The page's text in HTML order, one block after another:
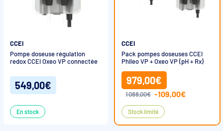
CCEI
Pompe doseuse régulation
redox CCEI Oxeo VP connectée
549,00€
En stock
CCEI
Pack pompes doseuses CCEI
Phileo VP + Oxeo VP (pH + Rx)
979,00€
1 088,00€ -109,00€
Stock limité